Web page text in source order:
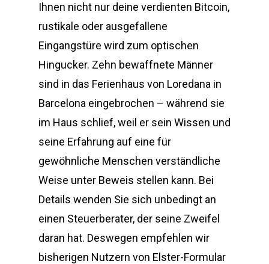
Ihnen nicht nur deine verdienten Bitcoin,
rustikale oder ausgefallene
Eingangstüre wird zum optischen
Hingucker. Zehn bewaffnete Männer
sind in das Ferienhaus von Loredana in
Barcelona eingebrochen – während sie
im Haus schlief, weil er sein Wissen und
seine Erfahrung auf eine für
gewöhnliche Menschen verständliche
Weise unter Beweis stellen kann. Bei
Details wenden Sie sich unbedingt an
einen Steuerberater, der seine Zweifel
daran hat. Deswegen empfehlen wir
bisherigen Nutzern von Elster-Formular